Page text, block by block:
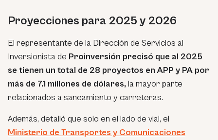
Proyecciones para 2025 y 2026
El representante de la Dirección de Servicios al
Inversionista de Proinversión precisó que al 2025
se tienen un total de 28 proyectos en APP y PA por
más de 7.1 millones de dólares, la mayor parte
relacionados a saneamiento y carreteras.
Además, detalló que solo en el lado de vial, el
Ministerio de Transportes y Comunicaciones